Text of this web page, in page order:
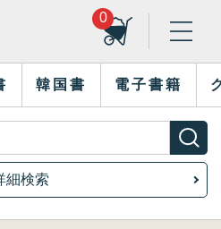
0
韓国書 電子書籍
細検索